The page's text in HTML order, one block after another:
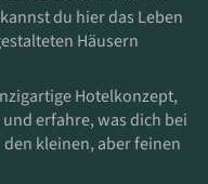
du hier das Leben
Häusern
Hotelkonzept,
erfahre, was dich bei
kleinen, aber feinen